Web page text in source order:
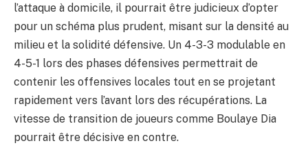
l’attaque à domicile, il pourrait être judicieux d’opter
pour un schéma plus prudent, misant sur la densité au
milieu et la solidité défensive. Un 4-3-3 modulable en
4-5-1 lors des phases défensives permettrait de
contenir les offensives locales tout en se projetant
rapidement vers l’avant lors des récupérations. La
vitesse de transition de joueurs comme Boulaye Dia
pourrait être décisive en contre.